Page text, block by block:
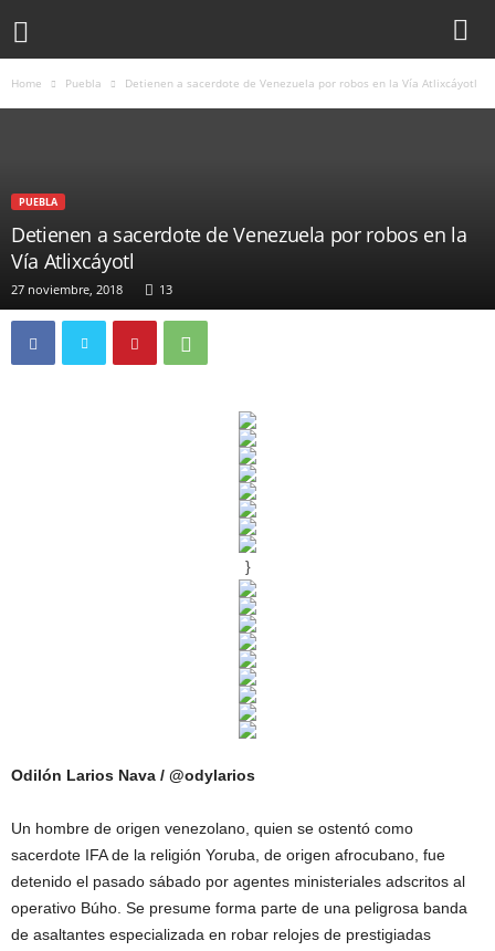
Home Puebla Detienen a sacerdote de Venezuela por robos en la Vía Atlixcáyotl
PUEBLA
Detienen a sacerdote de Venezuela por robos en la
Vía Atlixcáyotl
27 noviembre, 2018 13
}
Odilón Larios Nava / @odylarios
Un hombre de origen venezolano, quien se ostentó como
sacerdote IFA de la religión Yoruba, de origen afrocubano, fue
detenido el pasado sábado por agentes ministeriales adscritos al
operativo Búho. Se presume forma parte de una peligrosa banda
de asaltantes especializada en robar relojes de prestigiadas